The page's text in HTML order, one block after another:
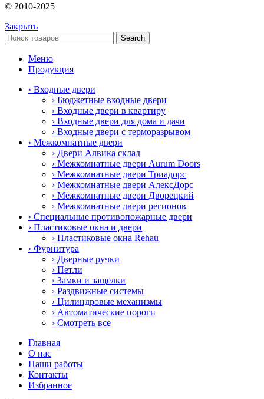
© 2010-2025
Закрыть
Search
Меню
Продукция
› Входные двери
› Бюджетные входные двери
› Входные двери в квартиру
› Входные двери для дома и дачи
› Входные двери с терморазрывом
› Межкомнатные двери
› Двери Алвика склад
› Межкомнатные двери Aurum Doors
› Межкомнатные двери Триадорс
› Межкомнатные двери АлексДорс
› Межкомнатные двери Дворецкий
› Межкомнатные двери регионов
› Специальные противопожарные двери
› Пластиковые окна и двери
› Пластиковые окна Rehau
› Фурнитура
› Дверные ручки
› Петли
› Замки и защёлки
› Раздвижные системы
› Цилиндровые механизмы
› Автоматические пороги
› Смотреть все
Главная
О нас
Наши работы
Контакты
Избранное